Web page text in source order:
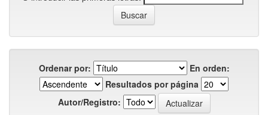
Ordenar por:
En orden:
Resultados por página
Autor/Registro: